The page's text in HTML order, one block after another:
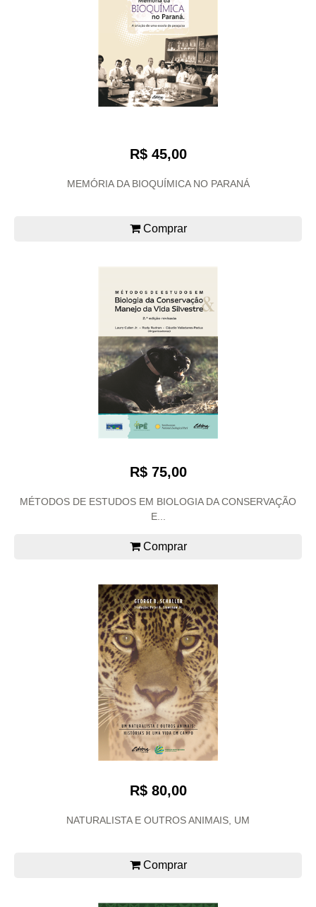
R$ 45,00
MEMÓRIA DA BIOQUÍMICA NO PARANÁ
Comprar
R$ 75,00
MÉTODOS DE ESTUDOS EM BIOLOGIA DA CONSERVAÇÃO
E...
Comprar
R$ 80,00
NATURALISTA E OUTROS ANIMAIS, UM
Comprar